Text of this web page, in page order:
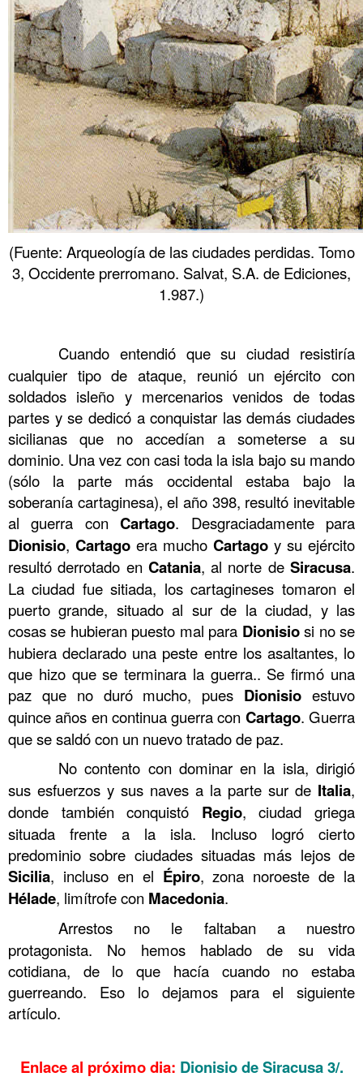
(Fuente: Arqueología de las ciudades perdidas. Tomo
3, Occidente prerromano. Salvat, S.A. de Ediciones,
1.987.)
Cuando entendió que su ciudad resistiría
cualquier tipo de ataque, reunió un ejército con
soldados isleño y mercenarios venidos de todas
partes y se dedicó a conquistar las demás ciudades
sicilianas que no accedían a someterse a su
dominio. Una vez con casi toda la isla bajo su mando
(sólo la parte más occidental estaba bajo la
soberanía cartaginesa), el año 398, resultó inevitable
al guerra conCartago. Desgraciadamente para
Dionisio, Cartago era mucho Cartago y su ejército
resultó derrotado en Catania, al norte deSiracusa.
La ciudad fue sitiada, los cartagineses tomaron el
puerto grande, situado al sur de la ciudad, y las
cosas se hubieran puesto mal para Dionisiosi no se
hubiera declarado una peste entre los asaltantes, lo
que hizo que se terminara la guerra.. Se firmó una
paz que no duró mucho, pues Dionisio estuvo
quince años en continua guerra con Cartago. Guerra
que se saldó con un nuevo tratado de paz.
No contento con dominar en la isla, dirigió
sus esfuerzos y sus naves a la parte sur de Italia,
donde también conquistó Regio, ciudad griega
situada frente a la isla. Incluso logró cierto
predominio sobre ciudades situadas más lejos de
Sicilia, incluso en el Épiro, zona noroeste de la
Hélade, limítrofe con Macedonia.
Arrestos no le faltaban a nuestro
protagonista. No hemos hablado de su vida
cotidiana, de lo que hacía cuando no estaba
guerreando. Eso lo dejamos para el siguiente
artículo.
Enlace al próximo dia: Dionisio de Siracusa 3/.